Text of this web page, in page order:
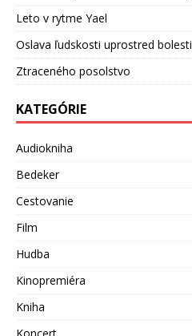
Leto v rytme Yael
Oslava ľudskosti uprostred bolesti
Ztraceného posolstvo
KATEGÓRIE
Audiokniha
Bedeker
Cestovanie
Film
Hudba
Kinopremiéra
Kniha
Koncert